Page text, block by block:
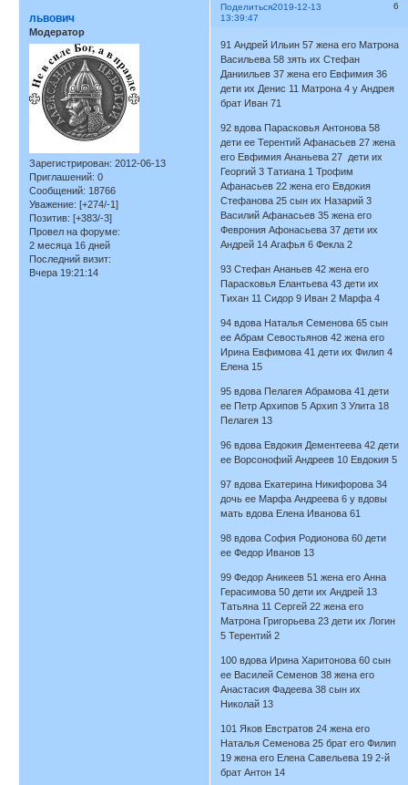
Поделиться 6
2019-12-13
13:39:47
львович
Модератор
Зарегистрирован: 2012-06-13
Приглашений: 0
Сообщений: 18766
Уважение: [+274/-1]
Позитив: [+383/-3]
Провел на форуме:
2 месяца 16 дней
Последний визит:
Вчера 19:21:14
91 Андрей Ильин 57 жена его Матрона
Васильева 58 зять их Стефан
Даниильев 37 жена его Евфимия 36
дети их Денис 11 Матрона 4 у Андрея
брат Иван 71
92 вдова Парасковья Антонова 58
дети ее Терентий Афанасьев 27 жена
его Евфимия Ананьева 27 дети их
Георгий 3 Татиана 1 Трофим
Афанасьев 22 жена его Евдокия
Стефанова 25 сын их Назарий 3
Василий Афанасьев 35 жена его
Феврония Афонасьева 37 дети их
Андрей 14 Агафья 6 Фекла 2
93 Стефан Ананьев 42 жена его
Парасковья Елантьева 43 дети их
Тихан 11 Сидор 9 Иван 2 Марфа 4
94 вдова Наталья Семенова 65 сын
ее Абрам Севостьянов 42 жена его
Ирина Евфимова 41 дети их Филип 4
Елена 15
95 вдова Пелагея Абрамова 41 дети
ее Петр Архипов 5 Архип 3 Улита 18
Пелагея 13
96 вдова Евдокия Дементеева 42 дети
ее Ворсонофий Андреев 10 Евдокия 5
97 вдова Екатерина Никифорова 34
дочь ее Марфа Андреева 6 у вдовы
мать вдова Елена Иванова 61
98 вдова София Родионова 60 дети
ее Федор Иванов 13
99 Федор Аникеев 51 жена его Анна
Герасимова 50 дети их Андрей 13
Татьяна 11 Сергей 22 жена его
Матрона Григорьева 23 дети их Логин
5 Терентий 2
100 вдова Ирина Харитонова 60 сын
ее Василей Семенов 38 жена его
Анастасия Фадеева 38 сын их
Николай 13
101 Яков Евстратов 24 жена его
Наталья Семенова 25 брат его Филип
19 жена его Елена Савельева 19 2-й
брат Антон 14